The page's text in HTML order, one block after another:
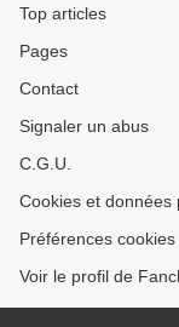
Top articles
Pages
Contact
Signaler un abus
C.G.U.
Cookies et données
Préférences cookies
Voir le profil de